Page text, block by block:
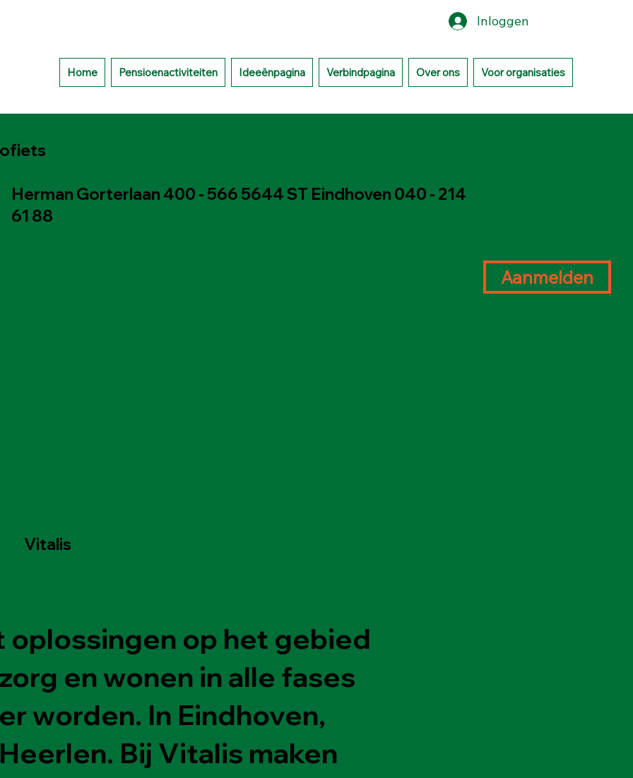
Inloggen
Home Pensioenactiviteiten Ideeënpagina Verbindpagina Over ons Voor organisaties
Aanmelden
Herman Gorterlaan 400 - 566 5644 ST Eindhoven 040 - 214
61 88
Vitalis
op het gebied
en wonen in alle fases
worden. In Eindhoven,
Bij Vitalis maken